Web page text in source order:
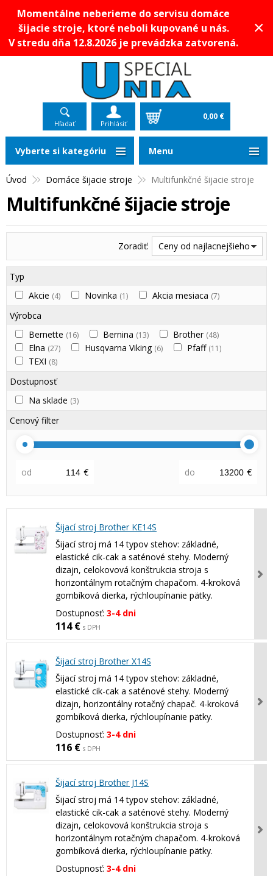
Momentálne neberieme do servisu domáce
šijacie stroje, ktoré neboli kupované u nás.
V stredu dňa 12.8.2026 je prevádzka zatvorená.
×
Hľadať Prihlásiť
0,00 €
Úvod Domáce šijacie stroje Multifunkčné šijacie stroje
Multifunkčné šijacie stroje
Zoradiť: Ceny od najlacnejšieho
Typ
Akcie (4) Novinka (1) Akcia mesiaca (7)
Výrobca
Bernette (16) Bernina (13) Brother (48)
Elna (27) Husqvarna Viking (6) Pfaff (11)
TEXI (8)
Dostupnosť
Na sklade (3)
Cenový filter
od € do €
Šijací stroj Brother KE14S
Šijací stroj má 14 typov stehov: základné,
elastické cik-cak a saténové stehy. Moderný
dizajn, celokovová konštrukcia stroja s
horizontálnym rotačným chapačom. 4-kroková
gombíková dierka, rýchloupínanie pätky.
Dostupnosť: 3-4 dni
114 € s DPH
Šijací stroj Brother X14S
Šijací stroj má 14 typov stehov: základné,
elastické cik-cak a saténové stehy. Moderný
dizajn, horizontálny rotačný chapač. 4-kroková
gombíková dierka, rýchloupínanie pätky.
Dostupnosť: 3-4 dni
116 € s DPH
Šijací stroj Brother J14S
Šijací stroj má 14 typov stehov: základné,
elastické cik-cak a saténové stehy. Moderný
dizajn, celokovová konštrukcia stroja s
horizontálnym rotačným chapačom. 4-kroková
gombíková dierka, rýchloupínanie pätky.
Dostupnosť: 3-4 dni
Vyberte si kategóriu Menu